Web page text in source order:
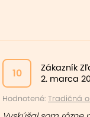
10
Zákazník
2. marca
Hodnotené: Tradičná